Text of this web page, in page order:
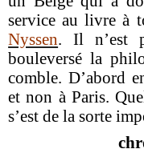
service au livre à
Nyssen. Il n’est
bouleversé la
comble. D’abord
et non à Paris.
s’est de la sorte